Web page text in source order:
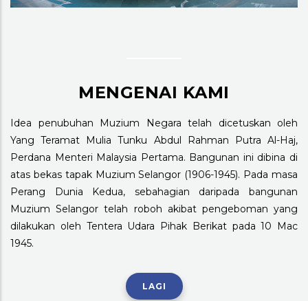
MENGENAI KAMI
Idea penubuhan Muzium Negara telah dicetuskan oleh
Yang Teramat Mulia Tunku Abdul Rahman Putra Al-Haj,
Perdana Menteri Malaysia Pertama. Bangunan ini dibina di
atas bekas tapak Muzium Selangor (1906-1945). Pada masa
Perang Dunia Kedua, sebahagian daripada bangunan
Muzium Selangor telah roboh akibat pengeboman yang
dilakukan oleh Tentera Udara Pihak Berikat pada 10 Mac
1945.
LAGI